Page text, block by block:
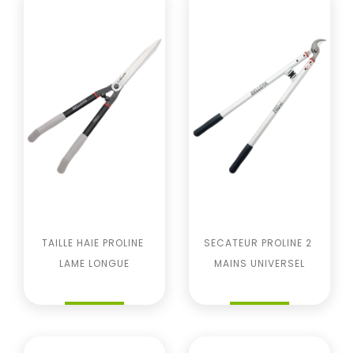
TAILLE HAIE PROLINE
LAME LONGUE
SECATEUR PROLINE 2
MAINS UNIVERSEL